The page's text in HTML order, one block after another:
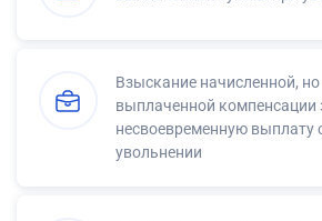
Взыскание начисленной, но
выплаченной компенсации
несвоевременную выплату
увольнении